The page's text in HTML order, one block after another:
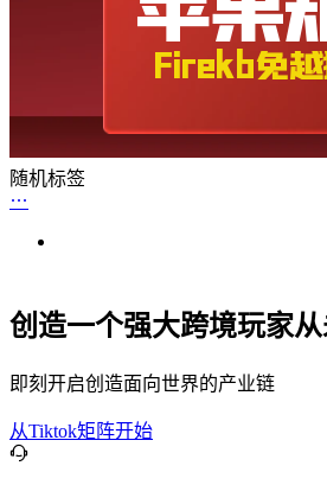
随机标签
创造一个强大跨境玩家
即刻开启创造面向世界的产业链
从Tiktok矩阵开始